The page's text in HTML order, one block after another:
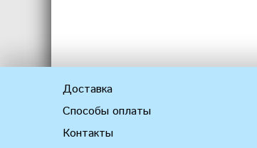
Доставка
Способы оплаты
Контакты